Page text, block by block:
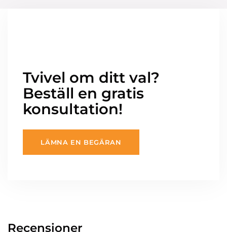
Tvivel om ditt val?
Beställ en gratis
konsultation!
LÄMNA EN BEGÄRAN
Recensioner